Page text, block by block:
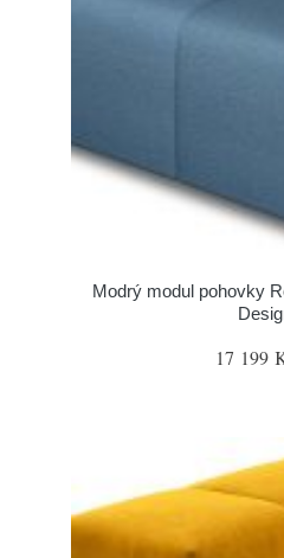
Modrý modul pohovky
17 199